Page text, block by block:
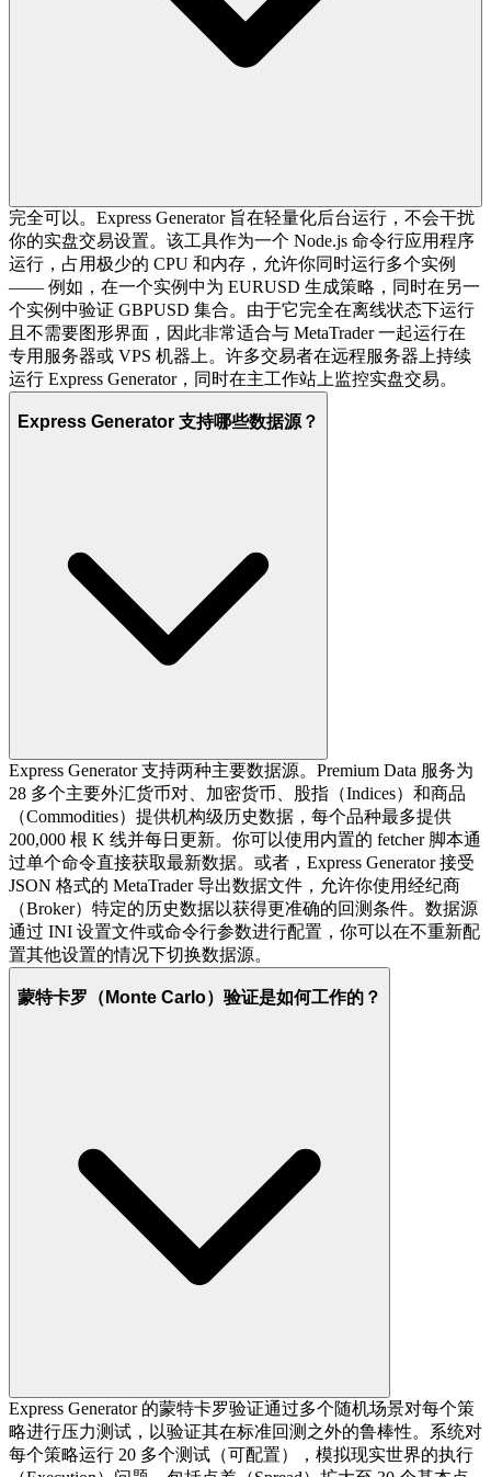
完全可以。Express Generator 旨在轻量化后台运行，不会干扰
你的实盘交易设置。该工具作为一个 Node.js 命令行应用程序
运行，占用极少的 CPU 和内存，允许你同时运行多个实例
—— 例如，在一个实例中为 EURUSD 生成策略，同时在另一
个实例中验证 GBPUSD 集合。由于它完全在离线状态下运行
且不需要图形界面，因此非常适合与 MetaTrader 一起运行在
专用服务器或 VPS 机器上。许多交易者在远程服务器上持续
运行 Express Generator，同时在主工作站上监控实盘交易。
Express Generator 支持哪些数据源？
Express Generator 支持两种主要数据源。Premium Data 服务为
28 多个主要外汇货币对、加密货币、股指（Indices）和商品
（Commodities）提供机构级历史数据，每个品种最多提供
200,000 根 K 线并每日更新。你可以使用内置的 fetcher 脚本通
过单个命令直接获取最新数据。或者，Express Generator 接受
JSON 格式的 MetaTrader 导出数据文件，允许你使用经纪商
（Broker）特定的历史数据以获得更准确的回测条件。数据源
通过 INI 设置文件或命令行参数进行配置，你可以在不重新配
置其他设置的情况下切换数据源。
蒙特卡罗（Monte Carlo）验证是如何工作的？
Express Generator 的蒙特卡罗验证通过多个随机场景对每个策
略进行压力测试，以验证其在标准回测之外的鲁棒性。系统对
每个策略运行 20 多个测试（可配置），模拟现实世界的执行